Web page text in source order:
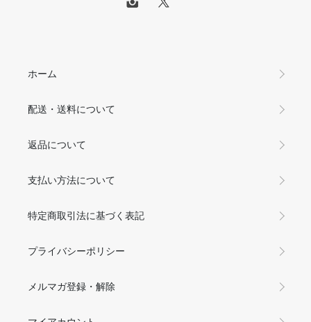
ホーム
配送・送料について
返品について
支払い方法について
特定商取引法に基づく表記
プライバシーポリシー
メルマガ登録・解除